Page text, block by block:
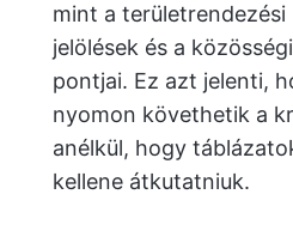
mint a
jelölések és a
pontjai. Ez azt jelenti,
nyomon követhetik a
anélkül, hogy
kellene átkutatniuk.